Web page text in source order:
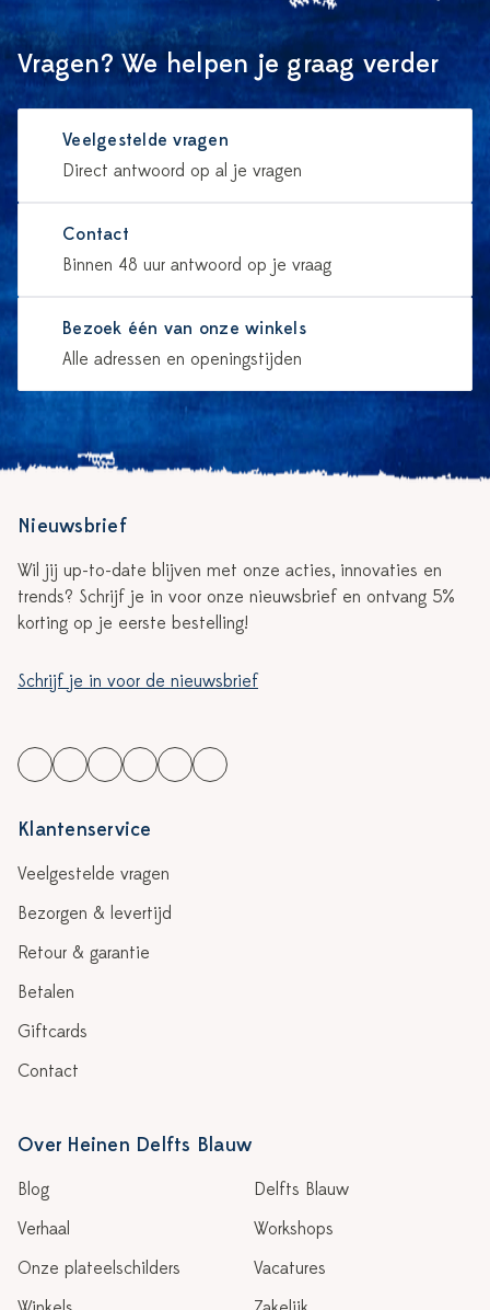
Vragen? We helpen je graag verder
Veelgestelde vragen
Direct antwoord op al je vragen
Contact
Binnen 48 uur antwoord op je vraag
Bezoek één van onze winkels
Alle adressen en openingstijden
Nieuwsbrief
Wil jij up-to-date blijven met onze acties, innovaties en
trends? Schrijf je in voor onze nieuwsbrief en ontvang 5%
korting op je eerste bestelling!
Schrijf je in voor de nieuwsbrief
Klantenservice
Veelgestelde vragen
Bezorgen & levertijd
Retour & garantie
Betalen
Giftcards
Contact
Over Heinen Delfts Blauw
Blog
Verhaal
Onze plateelschilders
Delfts Blauw
Workshops
Vacatures